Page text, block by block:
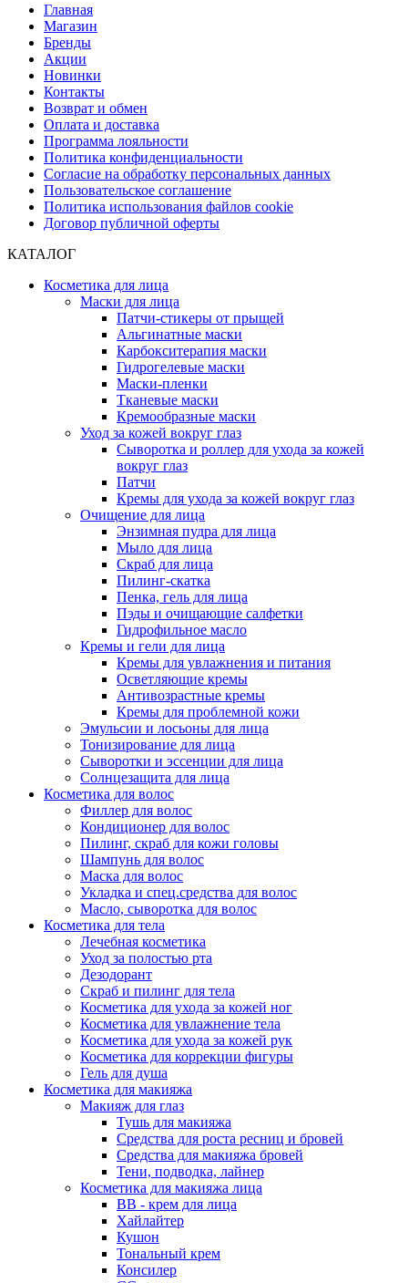
Главная
Магазин
Бренды
Акции
Новинки
Контакты
Возврат и обмен
Оплата и доставка
Программа лояльности
Политика конфиденциальности
Согласие на обработку персональных данных
Пользовательское соглашение
Политика использования файлов cookie
Договор публичной оферты
КАТАЛОГ
Косметика для лица
Маски для лица
Патчи-стикеры от прыщей
Альгинатные маски
Карбокситерапия маски
Гидрогелевые маски
Маски-пленки
Тканевые маски
Кремообразные маски
Уход за кожей вокруг глаз
Сыворотка и роллер для ухода за кожей
вокруг глаз
Патчи
Кремы для ухода за кожей вокруг глаз
Очищение для лица
Энзимная пудра для лица
Мыло для лица
Скраб для лица
Пилинг-скатка
Пенка, гель для лица
Пэды и очищающие салфетки
Гидрофильное масло
Кремы и гели для лица
Кремы для увлажнения и питания
Осветляющие кремы
Антивозрастные кремы
Кремы для проблемной кожи
Эмульсии и лосьоны для лица
Тонизирование для лица
Сыворотки и эссенции для лица
Солнцезащита для лица
Косметика для волос
Филлер для волос
Кондиционер для волос
Пилинг, скраб для кожи головы
Шампунь для волос
Маска для волос
Укладка и спец.средства для волос
Масло, сыворотка для волос
Косметика для тела
Лечебная косметика
Уход за полостью рта
Дезодорант
Скраб и пилинг для тела
Косметика для ухода за кожей ног
Косметика для увлажнение тела
Косметика для ухода за кожей рук
Косметика для коррекции фигуры
Гель для душа
Косметика для макияжа
Макияж для глаз
Тушь для макияжа
Средства для роста ресниц и бровей
Средства для макияжа бровей
Тени, подводка, лайнер
Косметика для макияжа лица
ВВ - крем для лица
Хайлайтер
Кушон
Тональный крем
Консилер